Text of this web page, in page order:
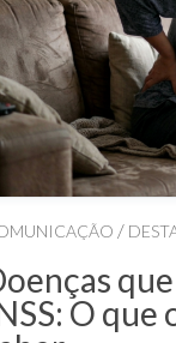
/
O